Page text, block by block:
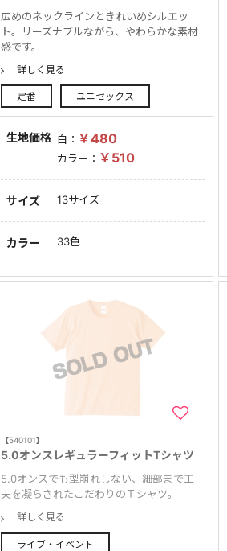
広めのネックラインときれいめシルエッ
ト。リーズナブルながら、やわらかな素材
感です。
詳しく見る
定番 ユニセックス
生地価格 白： ￥480
カラー： ￥510
サイズ 13サイズ
カラー 33色
【540101】
5.0オンスレギュラーフィットTシャツ
5.0オンスでも型崩れしない、細部まで工
夫を凝らされたこだわりのＴシャツ。
詳しく見る
ライブ・イベント